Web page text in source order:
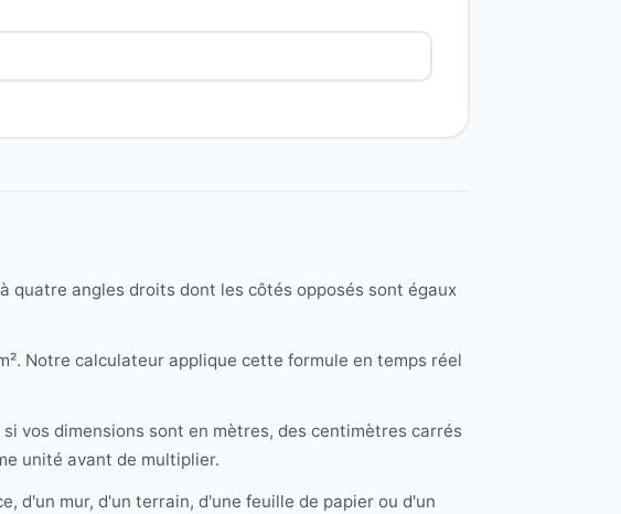
quatre angles droits dont les côtés opposés sont égaux
Notre calculateur applique cette formule en temps réel
vos dimensions sont en mètres, des centimètres carrés
unité avant de multiplier.
d'un mur, d'un terrain, d'une feuille de papier ou d'un